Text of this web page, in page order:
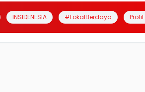
INSIDENESIA #LokalBerdaya